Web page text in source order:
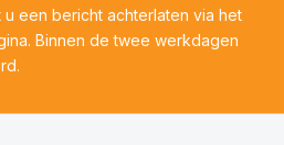
een bericht achterlaten via het
Binnen de twee werkdagen